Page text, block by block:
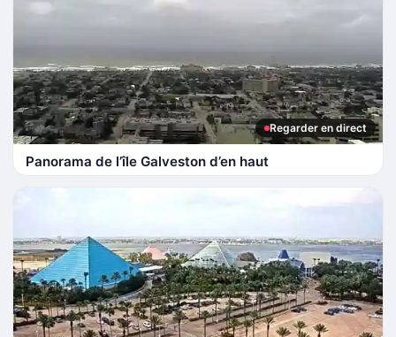
Regarder en direct
Panorama de l’île Galveston d’en haut